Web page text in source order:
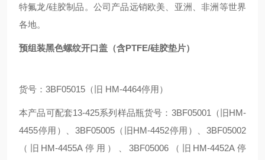
特氟龙/硅胶制品。公司产品远销欧美、亚洲、非洲等世界
各地。
预组装黑色螺纹开口盖（含PTFE/硅胶垫片）
货号：3BF05015（旧 HM-4464停用）
本产品可配套13-425系列样品瓶货号：3BF05001（旧HM-
4455停用）、3BF05005（旧HM-4452停用）、3BF05002
（旧HM-4455A停用）、3BF05006（旧HM-4452A停